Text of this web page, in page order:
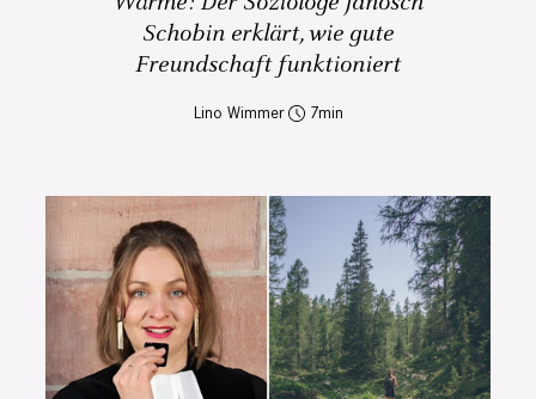
Schobin erklärt, wie gute
Freundschaft funktioniert
Lino Wimmer 7